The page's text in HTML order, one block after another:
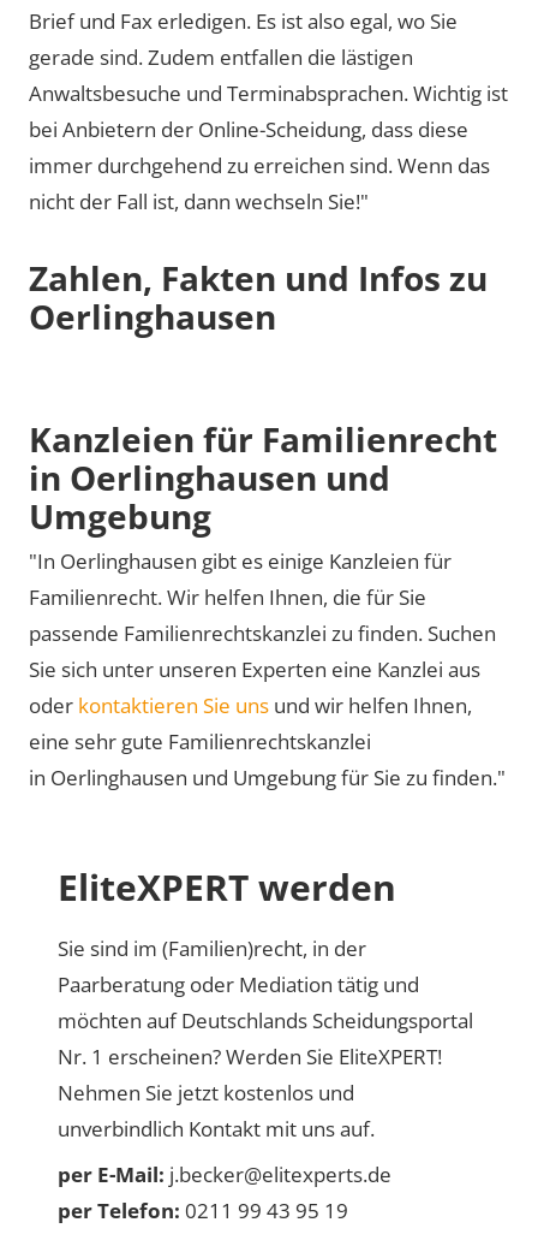
Brief und Fax erledigen. Es ist also egal, wo Sie
gerade sind. Zudem entfallen die lästigen
Anwaltsbesuche und Terminabsprachen. Wichtig ist
bei Anbietern der Online-Scheidung, dass diese
immer durchgehend zu erreichen sind. Wenn das
nicht der Fall ist, dann wechseln Sie!"
Zahlen, Fakten und Infos zu
Oerlinghausen
Kanzleien für Familienrecht
in Oerlinghausen und
Umgebung
"In Oerlinghausen gibt es einige Kanzleien für
Familienrecht. Wir helfen Ihnen, die für Sie
passende Familienrechtskanzlei zu finden. Suchen
Sie sich unter unseren Experten eine Kanzlei aus
oder kontaktieren Sie uns und wir helfen Ihnen,
eine sehr gute Familienrechtskanzlei
in Oerlinghausen und Umgebung für Sie zu finden."
EliteXPERT werden
Sie sind im (Familien)recht, in der
Paarberatung oder Mediation tätig und
möchten auf Deutschlands Scheidungsportal
Nr. 1 erscheinen? Werden Sie EliteXPERT!
Nehmen Sie jetzt kostenlos und
unverbindlich Kontakt mit uns auf.
per E-Mail: j.becker@elitexperts.de
per Telefon: 0211 99 43 95 19